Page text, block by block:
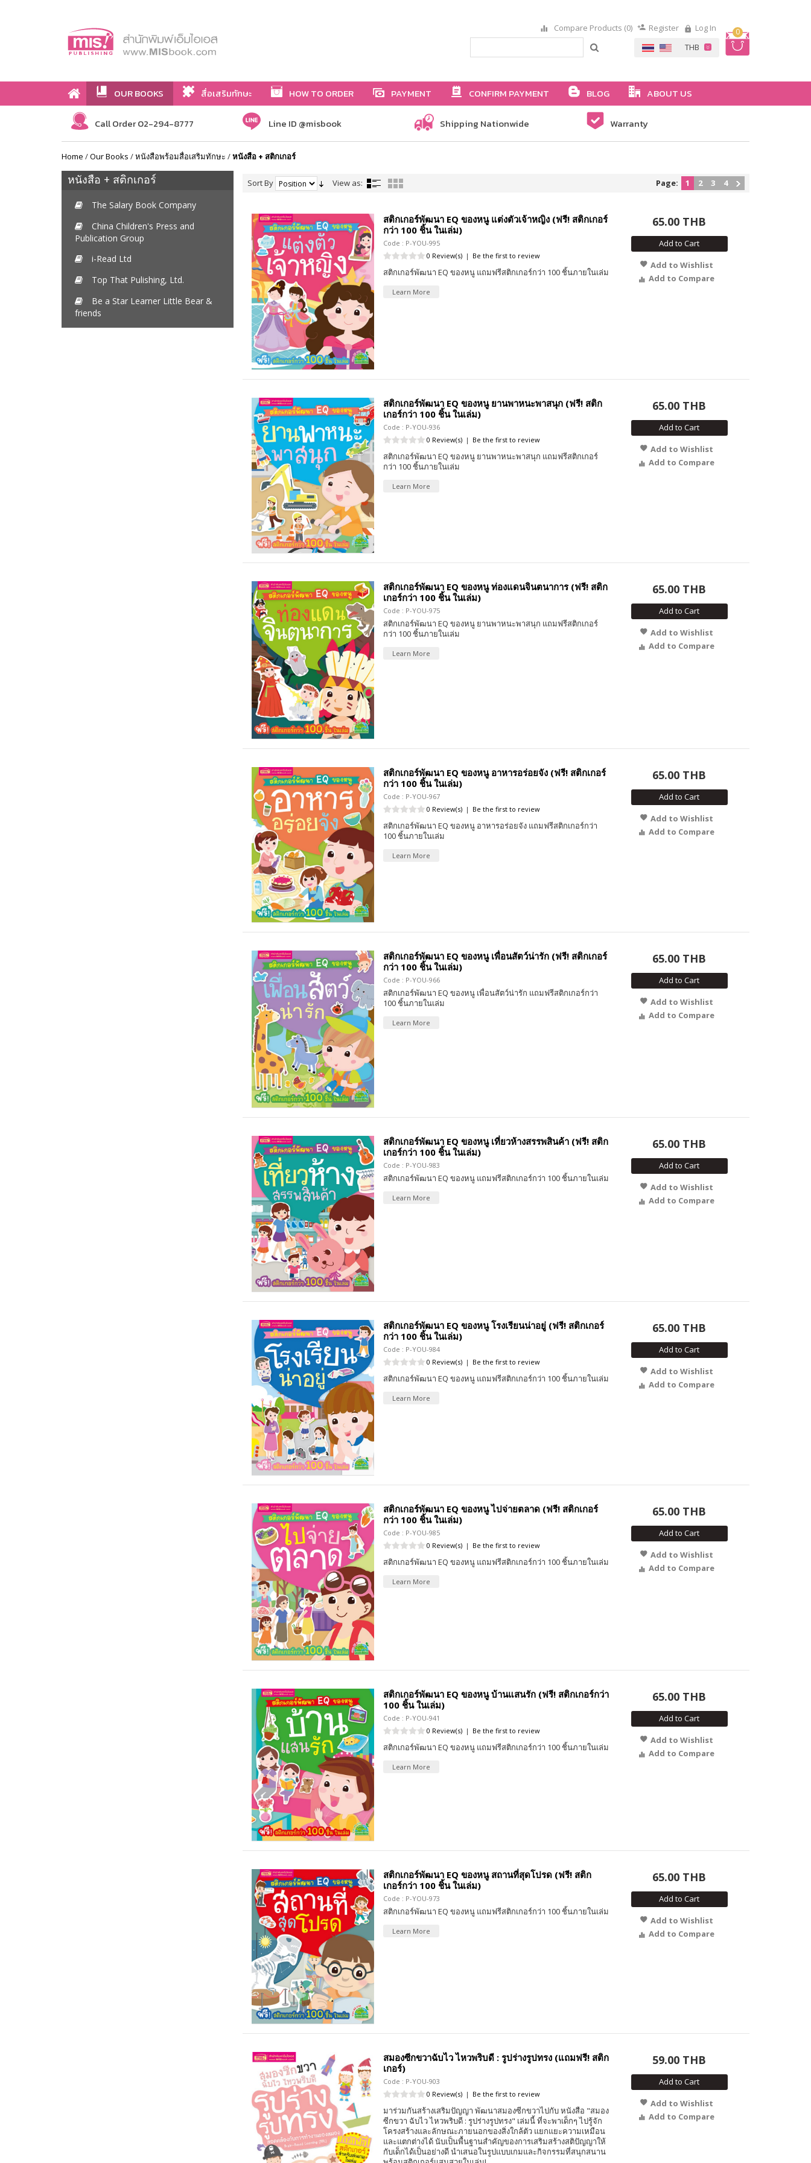
0
Compare Products (0) Register Log In
OUR BOOKS สื่อเสริมทักษะ HOW TO ORDER PAYMENT CONFIRM PAYMENT BLOG ABOUT US
Call Order 02-294-8777 Line ID @misbook Shipping Nationwide Warranty
Home /Our Books /หนังสือพร้อมสื่อเสริมทักษะ /หนังสือ + สติกเกอร์
หนังสือ + สติกเกอร์
The Salary Book Company
China Children's Press and
Publication Group
i-Read Ltd
Top That Pulishing, Ltd.
Be a Star Learner Little Bear &
friends
Sort By View as: Page: 1 2 3 4
สติกเกอร์พัฒนา EQ ของหนู แต่งตัวเจ้าหญิง (ฟรี! สติกเกอร์
กว่า 100 ชิ้น ในเล่ม)
Code : P-YOU-995
0 Review(s) | Be the first to review
สติกเกอร์พัฒนา EQ ของหนู แถมฟรีสติกเกอร์กว่า 100 ชิ้นภายในเล่ม
Learn More
65.00 THB
Add to Cart
Add to Wishlist
Add to Compare
สติกเกอร์พัฒนา EQ ของหนู ยานพาหนะพาสนุก (ฟรี! สติก
เกอร์กว่า 100 ชิ้น ในเล่ม)
Code : P-YOU-936
0 Review(s) | Be the first to review
สติกเกอร์พัฒนา EQ ของหนู ยานพาหนะพาสนุก แถมฟรีสติกเกอร์
กว่า 100 ชิ้นภายในเล่ม
Learn More
65.00 THB
Add to Cart
Add to Wishlist
Add to Compare
สติกเกอร์พัฒนา EQ ของหนู ท่องแดนจินตนาการ (ฟรี! สติก
เกอร์กว่า 100 ชิ้น ในเล่ม)
Code : P-YOU-975
สติกเกอร์พัฒนา EQ ของหนู ยานพาหนะพาสนุก แถมฟรีสติกเกอร์
กว่า 100 ชิ้นภายในเล่ม
Learn More
65.00 THB
Add to Cart
Add to Wishlist
Add to Compare
สติกเกอร์พัฒนา EQ ของหนู อาหารอร่อยจัง (ฟรี! สติกเกอร์
กว่า 100 ชิ้น ในเล่ม)
Code : P-YOU-967
0 Review(s) | Be the first to review
สติกเกอร์พัฒนา EQ ของหนู อาหารอร่อยจัง แถมฟรีสติกเกอร์กว่า
100 ชิ้นภายในเล่ม
Learn More
65.00 THB
Add to Cart
Add to Wishlist
Add to Compare
สติกเกอร์พัฒนา EQ ของหนู เพื่อนสัตว์น่ารัก (ฟรี! สติกเกอร์
กว่า 100 ชิ้น ในเล่ม)
Code : P-YOU-966
สติกเกอร์พัฒนา EQ ของหนู เพื่อนสัตว์น่ารัก แถมฟรีสติกเกอร์กว่า
100 ชิ้นภายในเล่ม
Learn More
65.00 THB
Add to Cart
Add to Wishlist
Add to Compare
สติกเกอร์พัฒนา EQ ของหนู เที่ยวห้างสรรพสินค้า (ฟรี! สติก
เกอร์กว่า 100 ชิ้น ในเล่ม)
Code : P-YOU-983
สติกเกอร์พัฒนา EQ ของหนู แถมฟรีสติกเกอร์กว่า 100 ชิ้นภายในเล่ม
Learn More
65.00 THB
Add to Cart
Add to Wishlist
Add to Compare
สติกเกอร์พัฒนา EQ ของหนู โรงเรียนน่าอยู่ (ฟรี! สติกเกอร์
กว่า 100 ชิ้น ในเล่ม)
Code : P-YOU-984
0 Review(s) | Be the first to review
สติกเกอร์พัฒนา EQ ของหนู แถมฟรีสติกเกอร์กว่า 100 ชิ้นภายในเล่ม
Learn More
65.00 THB
Add to Cart
Add to Wishlist
Add to Compare
สติกเกอร์พัฒนา EQ ของหนู ไปจ่ายตลาด (ฟรี! สติกเกอร์
กว่า 100 ชิ้น ในเล่ม)
Code : P-YOU-985
0 Review(s) | Be the first to review
สติกเกอร์พัฒนา EQ ของหนู แถมฟรีสติกเกอร์กว่า 100 ชิ้นภายในเล่ม
Learn More
65.00 THB
Add to Cart
Add to Wishlist
Add to Compare
สติกเกอร์พัฒนา EQ ของหนู บ้านแสนรัก (ฟรี! สติกเกอร์กว่า
100 ชิ้น ในเล่ม)
Code : P-YOU-941
0 Review(s) | Be the first to review
สติกเกอร์พัฒนา EQ ของหนู แถมฟรีสติกเกอร์กว่า 100 ชิ้นภายในเล่ม
Learn More
65.00 THB
Add to Cart
Add to Wishlist
Add to Compare
สติกเกอร์พัฒนา EQ ของหนู สถานที่สุดโปรด (ฟรี! สติก
เกอร์กว่า 100 ชิ้น ในเล่ม)
Code : P-YOU-973
สติกเกอร์พัฒนา EQ ของหนู แถมฟรีสติกเกอร์กว่า 100 ชิ้นภายในเล่ม
Learn More
65.00 THB
Add to Cart
Add to Wishlist
Add to Compare
สมองซีกขวาฉับไว ไหวพริบดี : รูปร่างรูปทรง (แถมฟรี! สติก
เกอร์)
Code : P-YOU-903
0 Review(s) | Be the first to review
มาร่วมกันสร้างเสริมปัญญา พัฒนาสมองซีกขวาไปกับ หนังสือ "สมอง
ซีกขวา ฉับไว ไหวพริบดี : รูปร่างรูปทรง" เล่มนี้ ที่จะพาเด็กๆ ไปรู้จัก
โครงสร้างและลักษณะภายนอกของสิ่งใกล้ตัว แยกแยะความเหมือน
และแตกต่างได้ นับเป็นพื้นฐานสำคัญของการเสริมสร้างสติปัญญาให้
กับเด็กได้เป็นอย่างดี นำเสนอในรูปแบบเกมและกิจกรรมที่สนุกสนาน
59.00 THB
Add to Cart
Add to Wishlist
Add to Compare